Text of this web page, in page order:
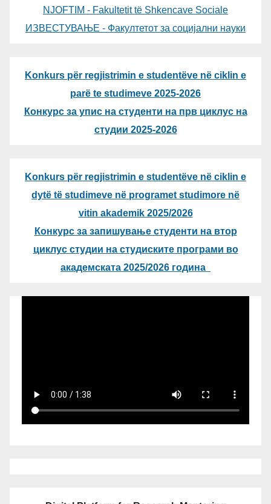
NJOFTIM - Fakultetit të Shkencave Sociale
ИЗВЕСТУВАЊЕ - Факултетот за социјални науки
Konkurs për regjistrimin e studentëve në ciklin e
parë te studimeve 2025-2026
Конкурс за упис на студенти на прв циклус на
студии 2025-2026
Konkurs për regjistrimin e studentëve në ciklin e
dytë të studimeve në programet studimore në
vitin akademik 2025/2026
Конкурс за запишување студенти на втор
циклус студии на студиските програми во
академската 2025/2026 година